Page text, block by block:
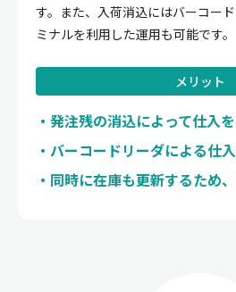
す。また、入荷消込にはバーコー
ミナルを利用した運用も可能です。
メリット
発注残の消込によって仕入
バーコードリーダによる仕
同時に在庫も更新するため